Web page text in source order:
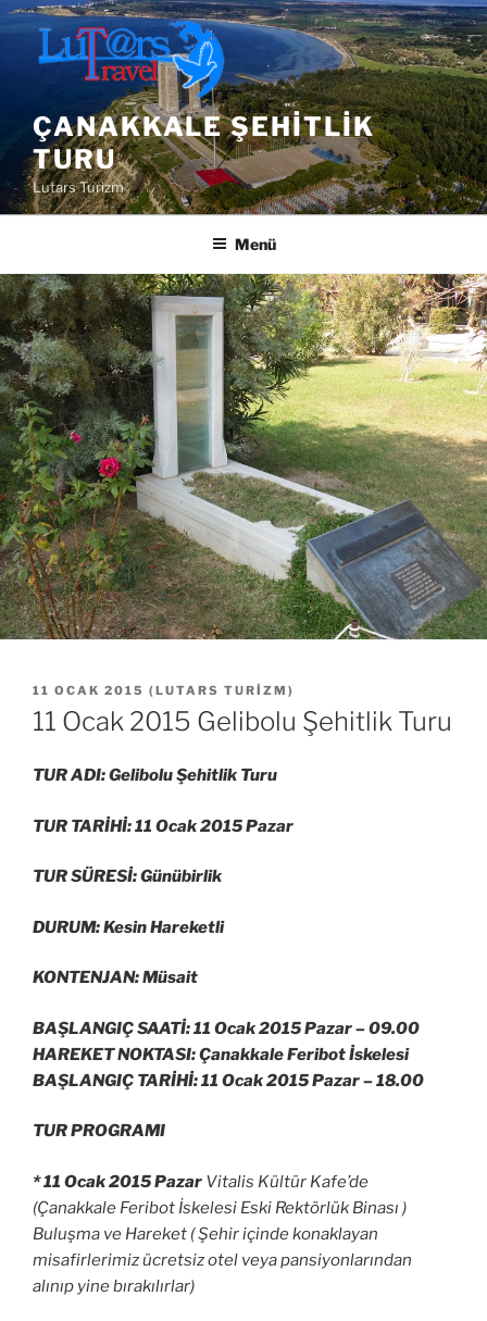
İçeriğe
geç
ÇANAKKALE ŞEHITLIK
TURU
Lutars Turizm
Menü
YAYIM
TARIHI
11 OCAK 2015 ( LUTARS TURIZM )
11 Ocak 2015 Gelibolu Şehitlik Turu
TUR ADI: Gelibolu Şehitlik Turu
TUR TARİHİ: 11 Ocak 2015 Pazar
TUR SÜRESİ: Günübirlik
DURUM: Kesin Hareketli
KONTENJAN: Müsait
BAŞLANGIÇ SAATİ: 11 Ocak 2015 Pazar –09.00
HAREKET NOKTASI: Çanakkale Feribot İskelesi
BAŞLANGIÇ TARİHİ: 11 Ocak 2015 Pazar –18.00
TUR PROGRAMI
* 11 Ocak 2015 Pazar Vitalis Kültür Kafe’de
(Çanakkale Feribot İskelesi Eski Rektörlük Binası )
Buluşma ve Hareket ( Şehir içinde konaklayan
misafirlerimiz ücretsiz otel veya pansiyonlarından
alınıp yine bırakılırlar)